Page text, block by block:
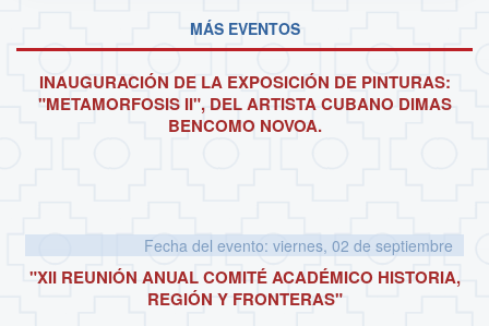
MÁS EVENTOS
INAUGURACIÓN DE LA EXPOSICIÓN DE PINTURAS:
"METAMORFOSIS II", DEL ARTISTA CUBANO DIMAS
BENCOMO NOVOA.
Fecha del evento: viernes, 02 de septiembre
"XII REUNIÓN ANUAL COMITÉ ACADÉMICO HISTORIA,
REGIÓN Y FRONTERAS"